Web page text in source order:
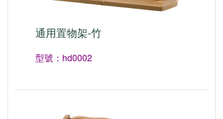
通用置物架-竹
型號：hd0002